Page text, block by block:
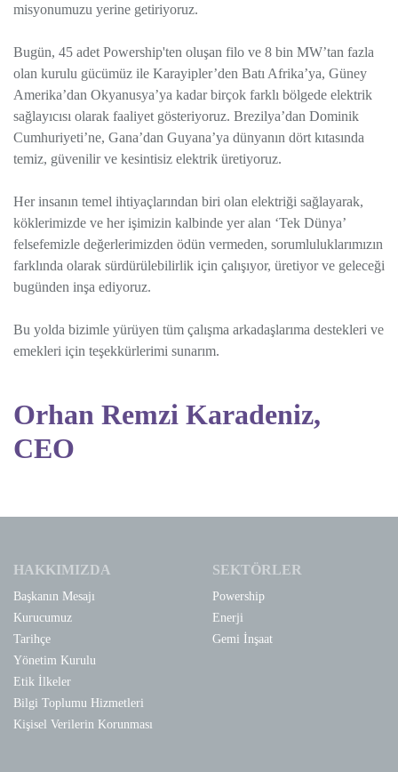
misyonumuzu yerine getiriyoruz.
Bugün, 45 adet Powership'ten oluşan filo ve 8 bin MW’tan fazla
olan kurulu gücümüz ile Karayipler’den Batı Afrika’ya, Güney
Amerika’dan Okyanusya’ya kadar birçok farklı bölgede elektrik
sağlayıcısı olarak faaliyet gösteriyoruz. Brezilya’dan Dominik
Cumhuriyeti’ne, Gana’dan Guyana’ya dünyanın dört kıtasında
temiz, güvenilir ve kesintisiz elektrik üretiyoruz.
Her insanın temel ihtiyaçlarından biri olan elektriği sağlayarak,
köklerimizde ve her işimizin kalbinde yer alan ‘Tek Dünya’
felsefemizle değerlerimizden ödün vermeden, sorumluluklarımızın
farklında olarak sürdürülebilirlik için çalışıyor, üretiyor ve geleceği
bugünden inşa ediyoruz.
Bu yolda bizimle yürüyen tüm çalışma arkadaşlarıma destekleri ve
emekleri için teşekkürlerimi sunarım.
Orhan Remzi Karadeniz,
CEO
HAKKIMIZDA
Başkanın Mesajı
Kurucumuz
Tarihçe
Yönetim Kurulu
Etik İlkeler
Bilgi Toplumu Hizmetleri
Kişisel Verilerin Korunması
SEKTÖRLER
Powership
Enerji
Gemi İnşaat